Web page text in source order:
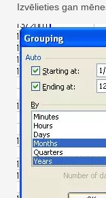
Izvēlieties gan